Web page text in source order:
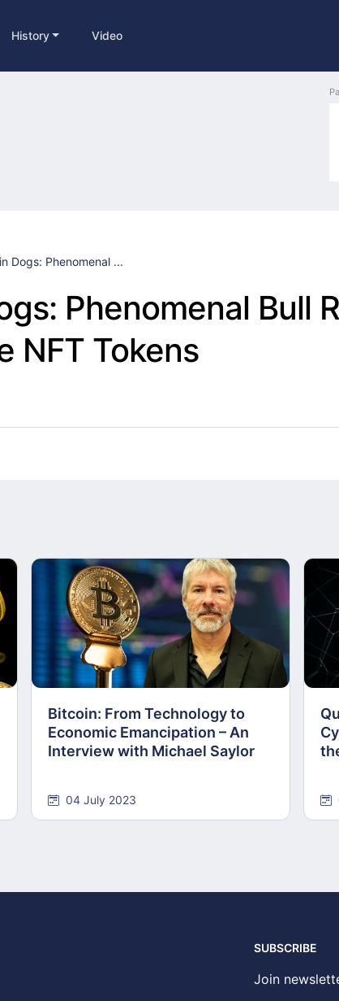
History Video
Dogs: Phenomenal ...
Phenomenal Bull
NFT Tokens
Bitcoin: From Technology to
Economic Emancipation – An
Interview with Michael Saylor
04 July 2023
SUBSCRIBE
Join